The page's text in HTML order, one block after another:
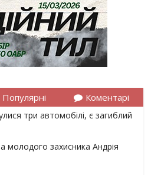
Популярні Коментарі
три автомобілі, є загиблий
молодого захисника Андрія